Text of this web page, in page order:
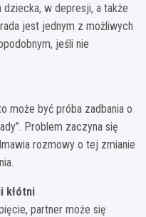
dziecka, w depresji, a także
jest jednym z możliwych
jeśli nie
może być próba zadbania o
Problem zaczyna się
rozmowy o tej zmianie
kłótni
partner może się